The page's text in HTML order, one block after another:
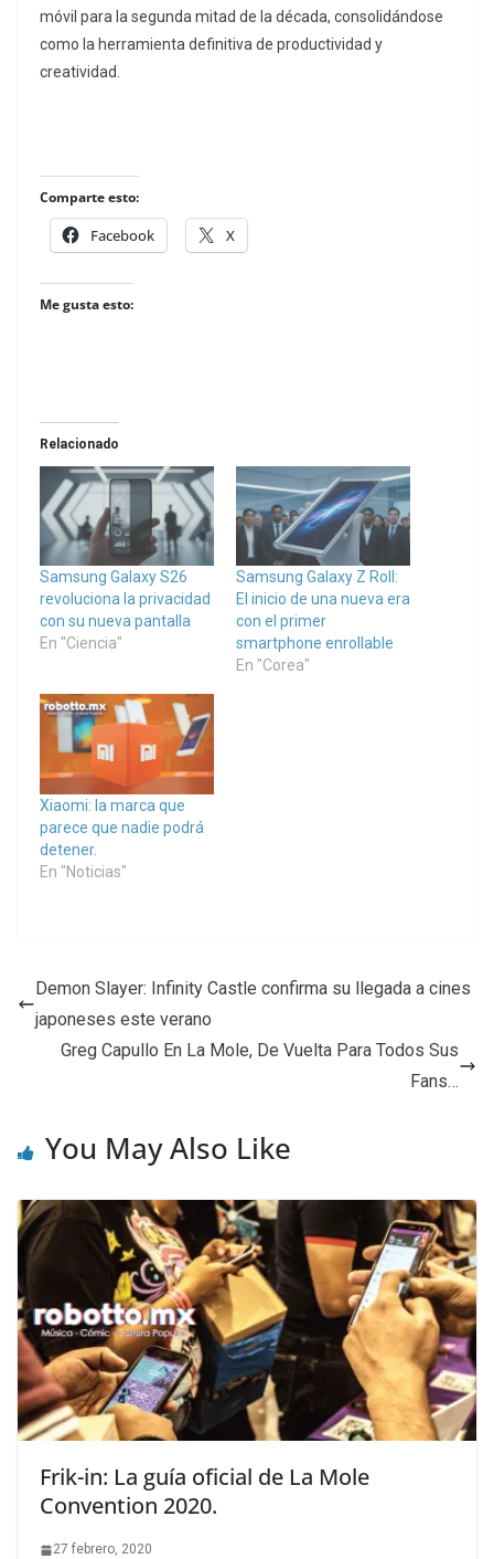
móvil para la segunda mitad de la década, consolidándose
como la herramienta definitiva de productividad y
creatividad.
Comparte esto:
Facebook X
Me gusta esto:
Relacionado
Samsung Galaxy S26
revoluciona la privacidad
con su nueva pantalla
En "Ciencia"
Samsung Galaxy Z Roll:
El inicio de una nueva era
con el primer
smartphone enrollable
En "Corea"
Xiaomi: la marca que
parece que nadie podrá
detener.
En "Noticias"
Demon Slayer: Infinity Castle confirma su llegada a cines
japoneses este verano
Greg Capullo En La Mole, De Vuelta Para Todos Sus
Fans…
You May Also Like
Frik-in: La guía oficial de La Mole
Convention 2020.
27 febrero, 2020